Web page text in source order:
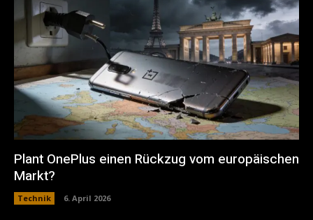
Plant OnePlus einen Rückzug vom europäischen
Markt?
Technik 6. April 2026